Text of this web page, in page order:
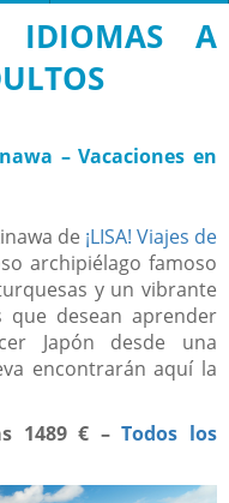
IDIOMAS A
– Vacaciones en
de ¡LISA! Viajes de
archipiélago famoso
y un vibrante
que desean aprender
Japón desde una
encontrarán aquí la
1489 € –Todos los